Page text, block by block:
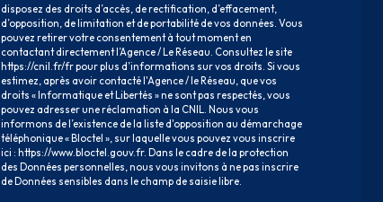
disposez des droits d’accès, de rectification, d’effacement,
d’opposition, de limitation et de portabilité de vos données. Vous
pouvez retirer votre consentement à tout moment en
contactant directement l’Agence / Le Réseau. Consultez le site
https://cnil.fr/frpour plus d’informations sur vos droits. Si vous
estimez, après avoir contacté l'Agence / le Réseau, que vos
droits « Informatique et Libertés » ne sont pas respectés, vous
pouvez adresser une réclamation à la CNIL. Nous vous
informons de l’existence de la liste d'opposition au démarchage
téléphonique « Bloctel », sur laquelle vous pouvez vous inscrire
ici : https://www.bloctel.gouv.fr. Dans le cadre de la protection
des Données personnelles, nous vous invitons à ne pas inscrire
de Données sensibles dans le champ de saisie libre.